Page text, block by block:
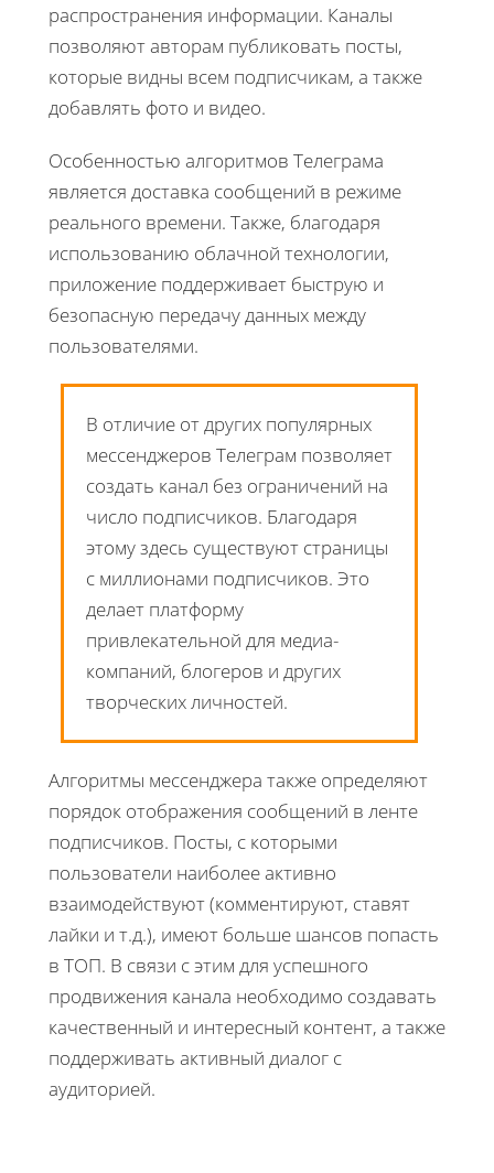
распространения информации. Каналы
позволяют авторам публиковать посты,
которые видны всем подписчикам, а также
добавлять фото и видео.
Особенностью алгоритмов Телеграма
является доставка сообщений в режиме
реального времени. Также, благодаря
использованию облачной технологии,
приложение поддерживает быструю и
безопасную передачу данных между
пользователями.
В отличие от других популярных
мессенджеров Телеграм позволяет
создать канал без ограничений на
число подписчиков. Благодаря
этому здесь существуют страницы
с миллионами подписчиков. Это
делает платформу
привлекательной для медиа-
компаний, блогеров и других
творческих личностей.
Алгоритмы мессенджера также определяют
порядок отображения сообщений в ленте
подписчиков. Посты, с которыми
пользователи наиболее активно
взаимодействуют (комментируют, ставят
лайки и т.д.), имеют больше шансов попасть
в ТОП. В связи с этим для успешного
продвижения канала необходимо создавать
качественный и интересный контент, а также
поддерживать активный диалог с
аудиторией.